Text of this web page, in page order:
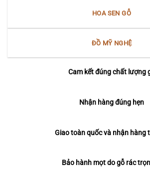
HOA SEN GỖ
ĐỒ MỸ NGHỆ
Cam kết đúng chất lượng
Nhận hàng đúng hẹn
Giao toàn quốc và nhận hàng
Bảo hành mọt do gỗ rác